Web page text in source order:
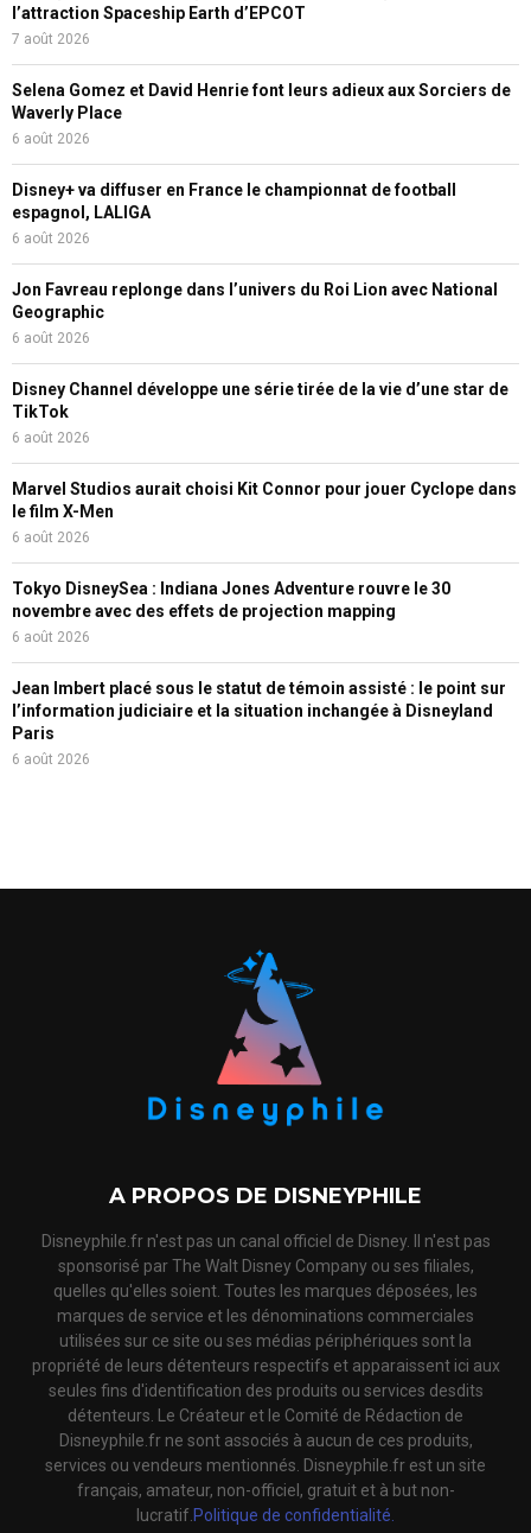
l’attraction Spaceship Earth d’EPCOT
7 août 2026
Selena Gomez et David Henrie font leurs adieux aux Sorciers de
Waverly Place
6 août 2026
Disney+ va diffuser en France le championnat de football
espagnol, LALIGA
6 août 2026
Jon Favreau replonge dans l’univers du Roi Lion avec National
Geographic
6 août 2026
Disney Channel développe une série tirée de la vie d’une star de
TikTok
6 août 2026
Marvel Studios aurait choisi Kit Connor pour jouer Cyclope dans
le film X-Men
6 août 2026
Tokyo DisneySea : Indiana Jones Adventure rouvre le 30
novembre avec des effets de projection mapping
6 août 2026
Jean Imbert placé sous le statut de témoin assisté : le point sur
l’information judiciaire et la situation inchangée à Disneyland
Paris
6 août 2026
A PROPOS DE DISNEYPHILE
Disneyphile.fr n'est pas un canal officiel de Disney. Il n'est pas
sponsorisé par The Walt Disney Company ou ses filiales,
quelles qu'elles soient. Toutes les marques déposées, les
marques de service et les dénominations commerciales
utilisées sur ce site ou ses médias périphériques sont la
propriété de leurs détenteurs respectifs et apparaissent ici aux
seules fins d'identification des produits ou services desdits
détenteurs. Le Créateur et le Comité de Rédaction de
Disneyphile.fr ne sont associés à aucun de ces produits,
services ou vendeurs mentionnés. Disneyphile.fr est un site
français, amateur, non-officiel, gratuit et à but non-
lucratif.Politique de confidentialité.